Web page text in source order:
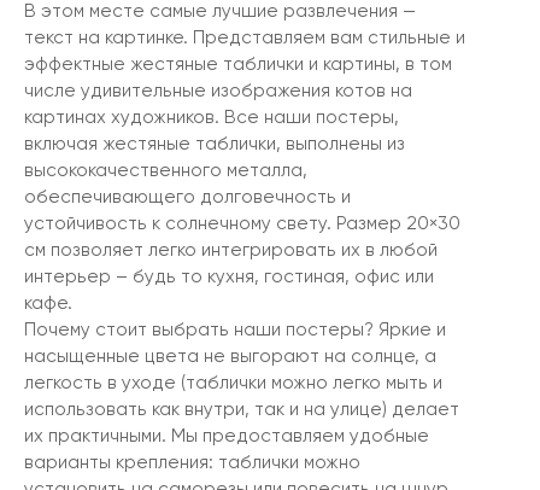
В этом месте самые лучшие развлечения —
текст на картинке. Представляем вам стильные и
эффектные жестяные таблички и картины, в том
числе удивительные изображения котов на
картинах художников. Все наши постеры,
включая жестяные таблички, выполнены из
высококачественного металла,
обеспечивающего долговечность и
устойчивость к солнечному свету. Размер 20×30
см позволяет легко интегрировать их в любой
интерьер – будь то кухня, гостиная, офис или
кафе.
Почему стоит выбрать наши постеры? Яркие и
насыщенные цвета не выгорают на солнце, а
легкость в уходе (таблички можно легко мыть и
использовать как внутри, так и на улице) делает
их практичными. Мы предоставляем удобные
варианты крепления: таблички можно